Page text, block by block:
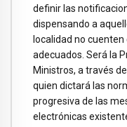
definir las
dispensando a
localidad no
adecuados. Será la
Ministros, a través
quien dictará las
progresiva de las
electrónicas